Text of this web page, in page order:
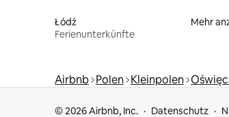
Łódź
Ferienunterkünfte
Mehr
Airbnb Polen Kleinpolen
© 2026 Airbnb, Inc. Datenschutz